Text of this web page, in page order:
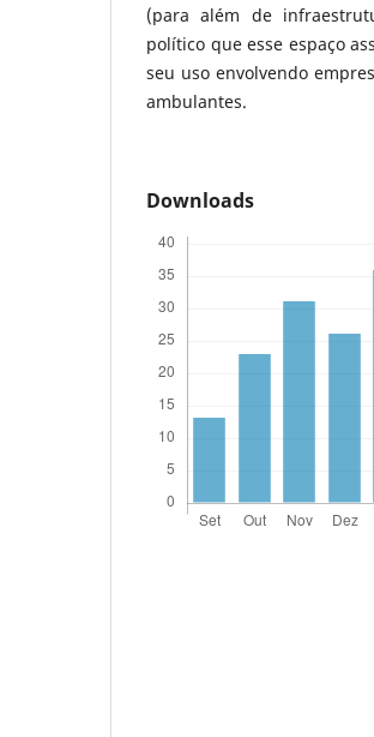
(para além de
político que esse espaço
seu uso envolvendo
ambulantes.
Downloads